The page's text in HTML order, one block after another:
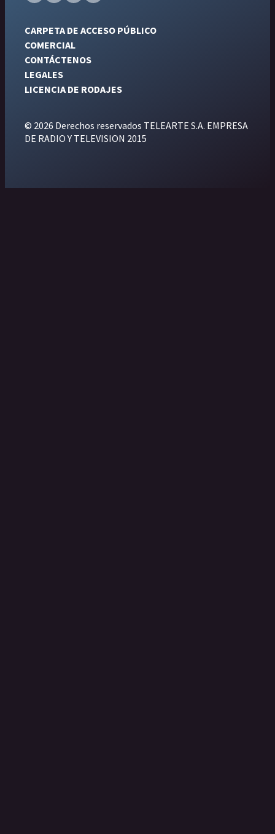
CARPETA DE ACCESO PÚBLICO
COMERCIAL
CONTÁCTENOS
LEGALES
LICENCIA DE RODAJES
© 2026 Derechos reservados TELEARTE S.A. EMPRESA
DE RADIO Y TELEVISION 2015